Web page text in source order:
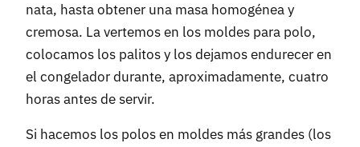
nata, hasta obtener una masa homogénea y
cremosa. La vertemos en los moldes para polo,
colocamos los palitos y los dejamos endurecer en
el congelador durante, aproximadamente, cuatro
horas antes de servir.
Si hacemos los polos en moldes más grandes (los